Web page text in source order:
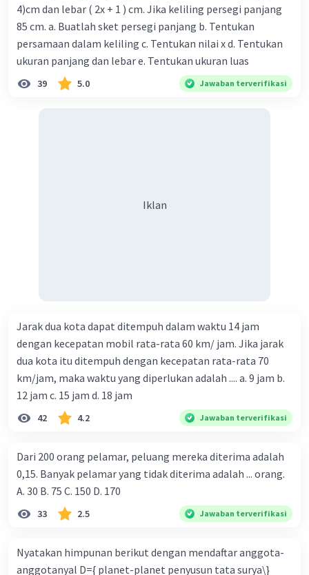
4)cm dan lebar ( 2x + 1 ) cm. Jika keliling persegi panjang
85 cm. a. Buatlah sket persegi panjang b. Tentukan
persamaan dalam keliling c. Tentukan nilai x d. Tentukan
ukuran panjang dan lebar e. Tentukan ukuran luas
39 5.0 Jawaban terverifikasi
Iklan
Jarak dua kota dapat ditempuh dalam waktu 14 jam
dengan kecepatan mobil rata-rata 60 km/ jam. Jika jarak
dua kota itu ditempuh dengan kecepatan rata-rata 70
km/jam, maka waktu yang diperlukan adalah .... a. 9 jam b.
12 jam c. 15 jam d. 18 jam
42 4.2 Jawaban terverifikasi
Dari 200 orang pelamar, peluang mereka diterima adalah
0,15. Banyak pelamar yang tidak diterima adalah ... orang.
A. 30 B. 75 C. 150 D. 170
33 2.5 Jawaban terverifikasi
Nyatakan himpunan berikut dengan mendaftar anggota-
anggotanyal D={ planet-planet penyusun tata surya\}